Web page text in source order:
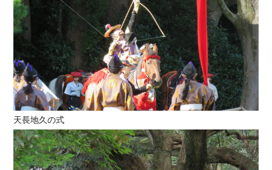
天長地久の式